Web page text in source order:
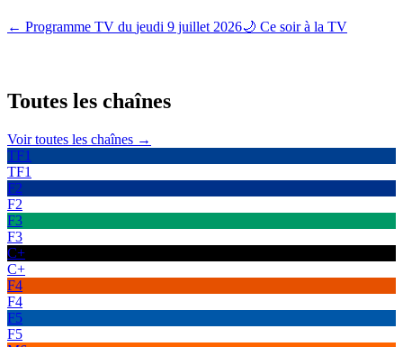
← Programme TV du jeudi 9 juillet 2026🌙 Ce soir à la TV
Toutes les chaînes
Voir toutes les chaînes →
TF1
TF1
F2
F2
F3
F3
C+
C+
F4
F4
F5
F5